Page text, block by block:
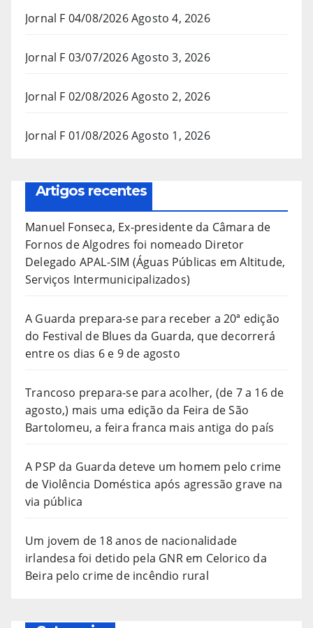
Jornal F 04/08/2026Agosto 4, 2026
Jornal F 03/07/2026Agosto 3, 2026
Jornal F 02/08/2026Agosto 2, 2026
Jornal F 01/08/2026Agosto 1, 2026
Artigos recentes
Manuel Fonseca, Ex-presidente da Câmara de
Fornos de Algodres foi nomeado Diretor
Delegado APAL-SIM (Águas Públicas em Altitude,
Serviços Intermunicipalizados)
A Guarda prepara-se para receber a 20ª edição
do Festival de Blues da Guarda, que decorrerá
entre os dias 6 e 9 de agosto
Trancoso prepara-se para acolher, (de 7 a 16 de
agosto,) mais uma edição da Feira de São
Bartolomeu, a feira franca mais antiga do país
A PSP da Guarda deteve um homem pelo crime
de Violência Doméstica após agressão grave na
via pública
Um jovem de 18 anos de nacionalidade
irlandesa foi detido pela GNR em Celorico da
Beira pelo crime de incêndio rural